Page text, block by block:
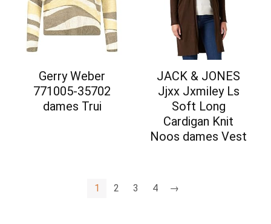
Gerry Weber
771005-35702
dames Trui
JACK & JONES
Jjxx Jxmiley Ls
Soft Long
Cardigan Knit
Noos dames Vest
1 2 3 4 →